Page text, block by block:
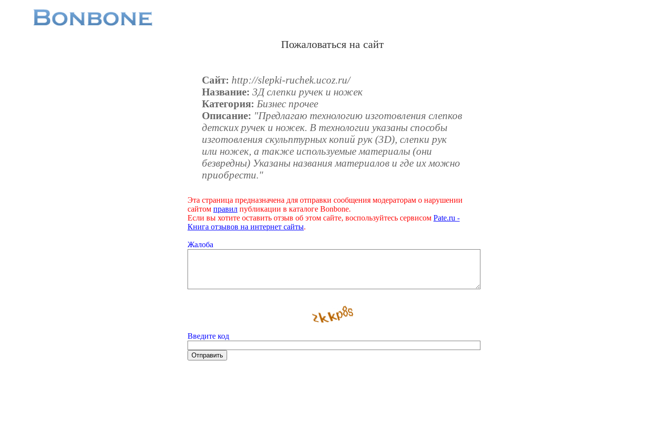
Пожаловаться на сайт
Сайт: http://slepki-ruchek.ucoz.ru/
Название: 3Д слепки ручек и ножек
Категория: Бизнес прочее
Описание: "Предлагаю технологию изготовления слепков
детских ручек и ножек. В технологии указаны способы
изготовления скульптурных копий рук (3D), слепки рук
или ножек, а также используемые материалы (они
безвредны) Указаны названия материалов и где их можно
приобрести."
Эта страница предназначена для отправки сообщения модераторам о нарушении
сайтом правил публикации в каталоге Bonbone.
Если вы хотите оставить отзыв об этом сайте, воспользуйтесь сервисом Pate.ru -
Книга отзывов на интернет сайты.
Жалоба
Введите код